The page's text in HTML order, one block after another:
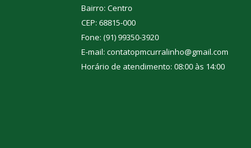
Bairro: Centro
CEP: 68815-000
Fone: (91) 99350-3920
E-mail: contatopmcurralinho@gmail.com
Horário de atendimento: 08:00 às 14:00